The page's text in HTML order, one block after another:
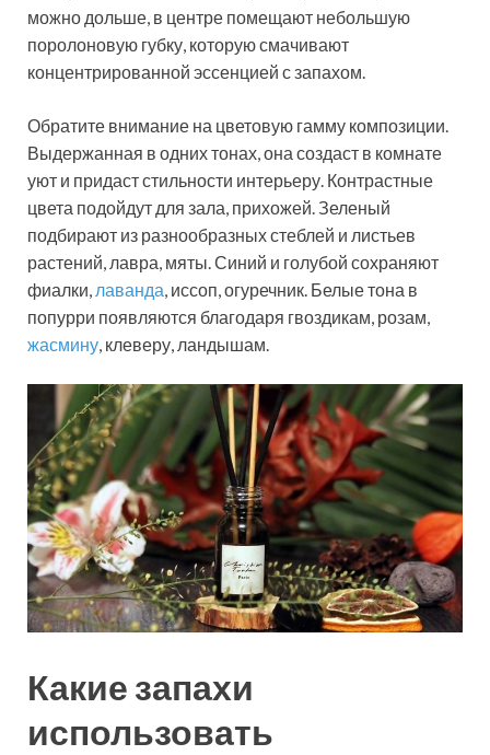
можно дольше, в центре помещают небольшую
поролоновую губку, которую смачивают
концентрированной эссенцией с запахом.
Обратите внимание на цветовую гамму композиции.
Выдержанная в одних тонах, она создаст в комнате
уют и придаст стильности интерьеру. Контрастные
цвета подойдут для зала, прихожей. Зеленый
подбирают из разнообразных стеблей и листьев
растений, лавра, мяты. Синий и голубой сохраняют
фиалки, лаванда, иссоп, огуречник. Белые тона в
попурри появляются благодаря гвоздикам, розам,
жасмину, клеверу, ландышам.
Какие запахи
использовать